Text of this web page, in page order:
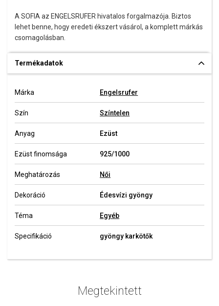
A SOFIA az ENGELSRUFER hivatalos forgalmazója. Biztos
lehet benne, hogy eredeti ékszert vásárol, a komplett márkás
csomagolásban.
Termékadatok
Márka Engelsrufer
Szín Színtelen
Anyag Ezüst
Ezüst finomsága 925/1000
Meghatározás Női
Dekoráció Édesvízi gyöngy
Téma Egyéb
Specifikáció gyöngy karkötők
Megtekintett